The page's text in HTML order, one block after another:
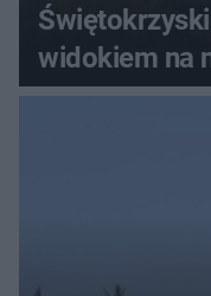
widokiem na